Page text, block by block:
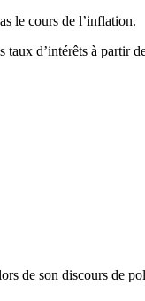
le cours de l’inflation.
taux d’intérêts à partir
de son discours de